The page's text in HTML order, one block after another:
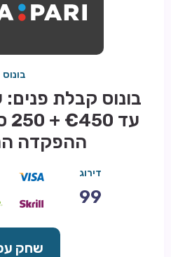
טיפים
בונוס
ההפקדה
דירוג
99
שחק